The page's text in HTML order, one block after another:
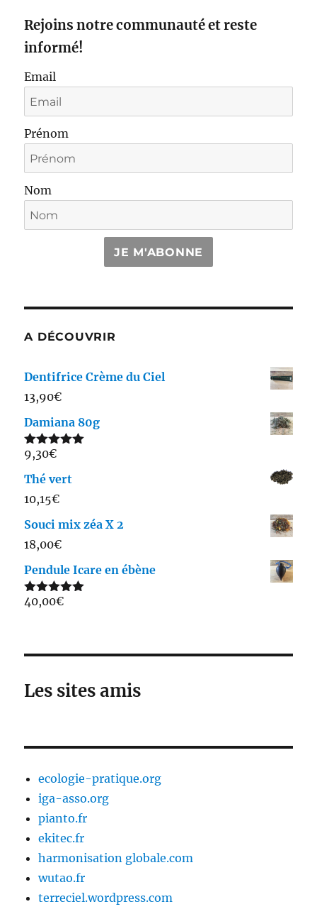
Rejoins notre communauté et reste
informé!
Email
Prénom
Nom
JE M'ABONNE
A DÉCOUVRIR
Dentifrice Crème du Ciel
13,90€
Damiana 80g
Note5.00
9,30€
Thé vert
10,15€
Souci mix zéa X 2
18,00€
Pendule Icare en ébène
Note5.00
40,00€
Les sites amis
ecologie-pratique.org
iga-asso.org
pianto.fr
ekitec.fr
harmonisation globale.com
wutao.fr
terreciel.wordpress.com